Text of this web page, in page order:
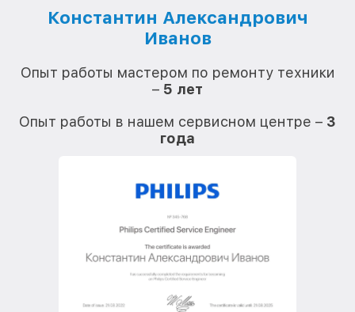
Константин Александрович
Иванов
Опыт работы мастером по ремонту техники
– 5 лет
Опыт работы в нашем сервисном центре – 3
года